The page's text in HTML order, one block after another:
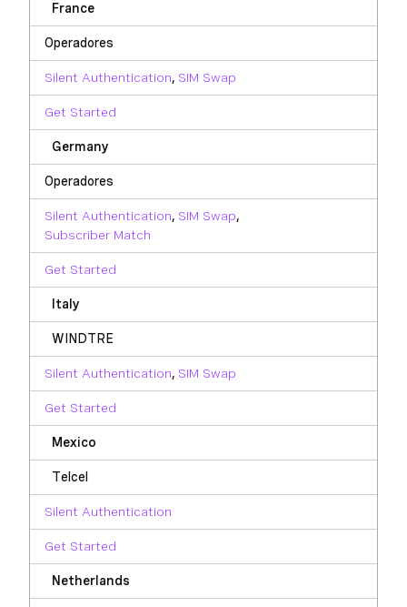
France
Operadores
Silent Authentication, SIM Swap
Get Started
Germany
Operadores
Silent Authentication, SIM Swap,
Subscriber Match
Get Started
Italy
WINDTRE
Silent Authentication, SIM Swap
Get Started
Mexico
Telcel
Silent Authentication
Get Started
Netherlands